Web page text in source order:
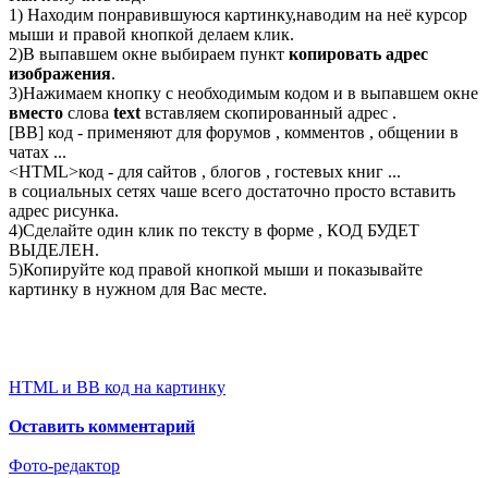
1) Находим понравившуюся картинку,наводим на неё курсор
мыши и правой кнопкой делаем клик.
2)В выпавшем окне выбираем пункт копировать адрес
изображения.
3)Нажимаем кнопку с необходимым кодом и в выпавшем окне
вместо слова text вставляем скопированный адрес .
[BB] код - применяют для форумов , комментов , общении в
чатах ...
<HTML>код - для сайтов , блогов , гостевых книг ...
в социальных сетях чаше всего достаточно просто вставить
адрес рисунка.
4)Сделайте один клик по тексту в форме , КОД БУДЕТ
ВЫДЕЛЕН.
5)Копируйте код правой кнопкой мыши и показывайте
картинку в нужном для Вас месте.
HTML и BB код на картинку
Оставить комментарий
Фото-редактор